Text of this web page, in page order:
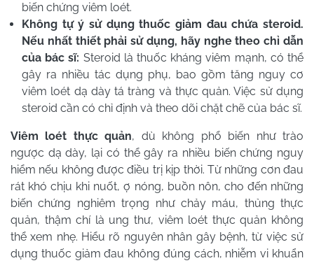
biến chứng viêm loét.
Không tự ý sử dụng thuốc giảm đau chứa steroid.
Nếu nhất thiết phải sử dụng, hãy nghe theo chỉ dẫn
của bác sĩ: Steroid là thuốc kháng viêm mạnh, có thể
gây ra nhiều tác dụng phụ, bao gồm tăng nguy cơ
viêm loét dạ dày tá tràng và thực quản. Việc sử dụng
steroid cần có chỉ định và theo dõi chặt chẽ của bác sĩ.
Viêm loét thực quản, dù không phổ biến như trào
ngược dạ dày, lại có thể gây ra nhiều biến chứng nguy
hiểm nếu không được điều trị kịp thời. Từ những cơn đau
rát khó chịu khi nuốt, ợ nóng, buồn nôn, cho đến những
biến chứng nghiêm trọng như chảy máu, thủng thực
quản, thậm chí là ung thư, viêm loét thực quản không
thể xem nhẹ. Hiểu rõ nguyên nhân gây bệnh, từ việc sử
dụng thuốc giảm đau không đúng cách, nhiễm vi khuẩn